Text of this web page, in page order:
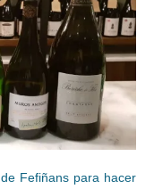
Fefiñans para hacer